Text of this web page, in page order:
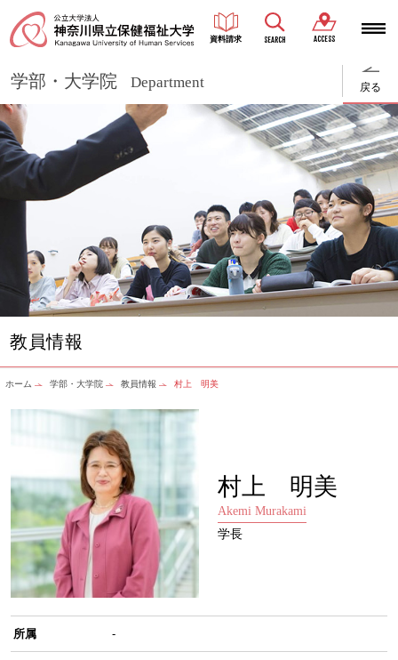
資料請求 SEARCH ACCESS
学部・大学院 Department 戻る
教員情報
ホーム 学部・大学院 教員情報 村上 明美
村上 明美
Akemi Murakami
学長
所属 -